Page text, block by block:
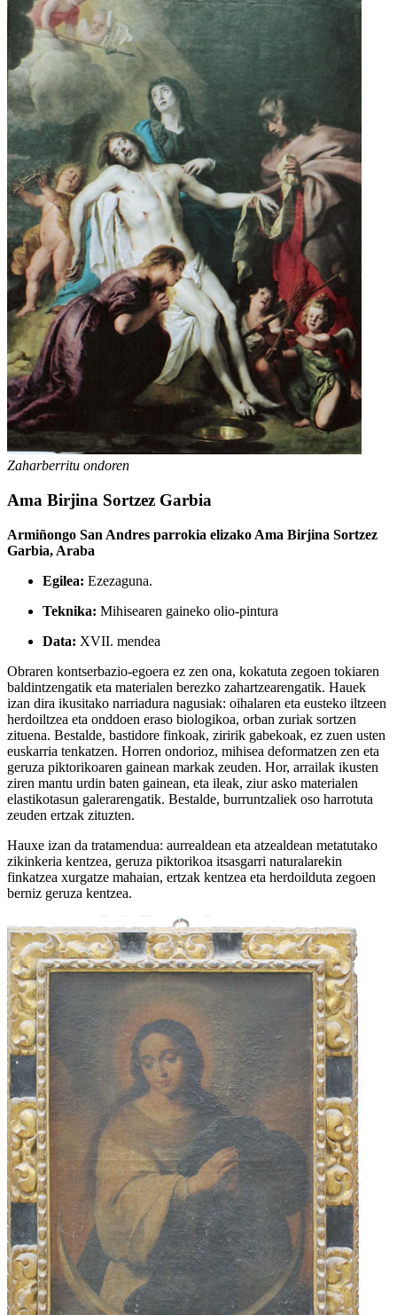
Zaharberritu ondoren
Ama Birjina Sortzez Garbia
Armiñongo San Andres parrokia elizako Ama Birjina Sortzez
Garbia, Araba
Egilea: Ezezaguna.
Teknika: Mihisearen gaineko olio-pintura
Data: XVII. mendea
Obraren kontserbazio-egoera ez zen ona, kokatuta zegoen tokiaren
baldintzengatik eta materialen berezko zahartzearengatik. Hauek
izan dira ikusitako narriadura nagusiak: oihalaren eta eusteko iltzeen
herdoiltzea eta onddoen eraso biologikoa, orban zuriak sortzen
zituena. Bestalde, bastidore finkoak, ziririk gabekoak, ez zuen usten
euskarria tenkatzen. Horren ondorioz, mihisea deformatzen zen eta
geruza piktorikoaren gainean markak zeuden. Hor, arrailak ikusten
ziren mantu urdin baten gainean, eta ileak, ziur asko materialen
elastikotasun galerarengatik. Bestalde, burruntzaliek oso harrotuta
zeuden ertzak zituzten.
Hauxe izan da tratamendua: aurrealdean eta atzealdean metatutako
zikinkeria kentzea, geruza piktorikoa itsasgarri naturalarekin
finkatzea xurgatze mahaian, ertzak kentzea eta herdoilduta zegoen
berniz geruza kentzea.